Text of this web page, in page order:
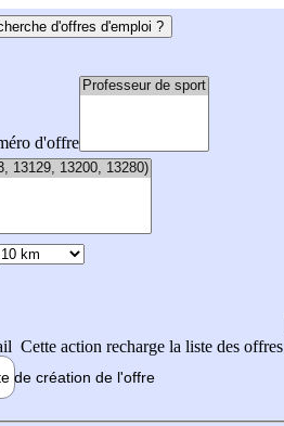
d'offres d'emploi ?
d'offre
Cette action recharge la liste des offres
de création de l'offre